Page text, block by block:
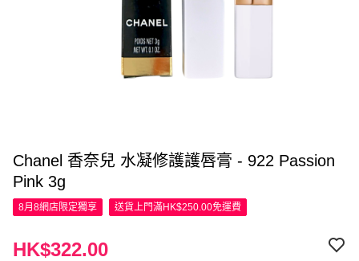
Chanel 香奈兒 水凝修護護唇膏 - 922 Passion
Pink 3g
8月8網店限定獨享 送貨上門滿HK$250.00免運費
HK$322.00